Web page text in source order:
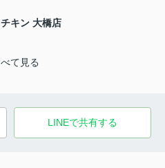
キン 大橋店
て見る
LINEで共有する